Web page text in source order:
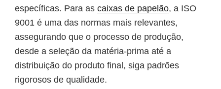
específicas. Para as caixas de papelão, a ISO
9001 é uma das normas mais relevantes,
assegurando que o processo de produção,
desde a seleção da matéria-prima até a
distribuição do produto final, siga padrões
rigorosos de qualidade.